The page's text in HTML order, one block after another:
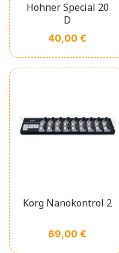
Hohner Special 20
D
Prix
40,00 €
Korg Nanokontrol 2
Prix
69,00 €